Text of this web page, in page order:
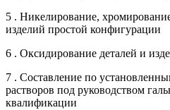
5 . Никелирование,
изделий простой конфигурации
6 . Оксидирование деталей и
7 . Составление по
растворов под руководством
квалификации